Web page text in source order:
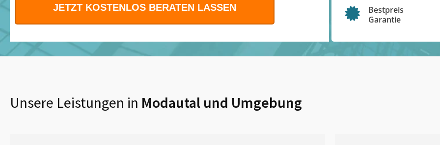
Bestpreis
Garantie
Unsere Leistungen in Modautal und Umgebung